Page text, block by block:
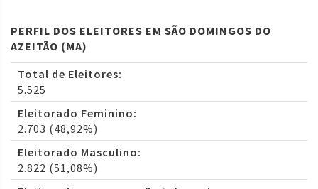
PERFIL DOS ELEITORES EM SÃO DOMINGOS DO
AZEITÃO (MA)
Total de Eleitores:
5.525
Eleitorado Feminino:
2.703 (48,92%)
Eleitorado Masculino:
2.822 (51,08%)